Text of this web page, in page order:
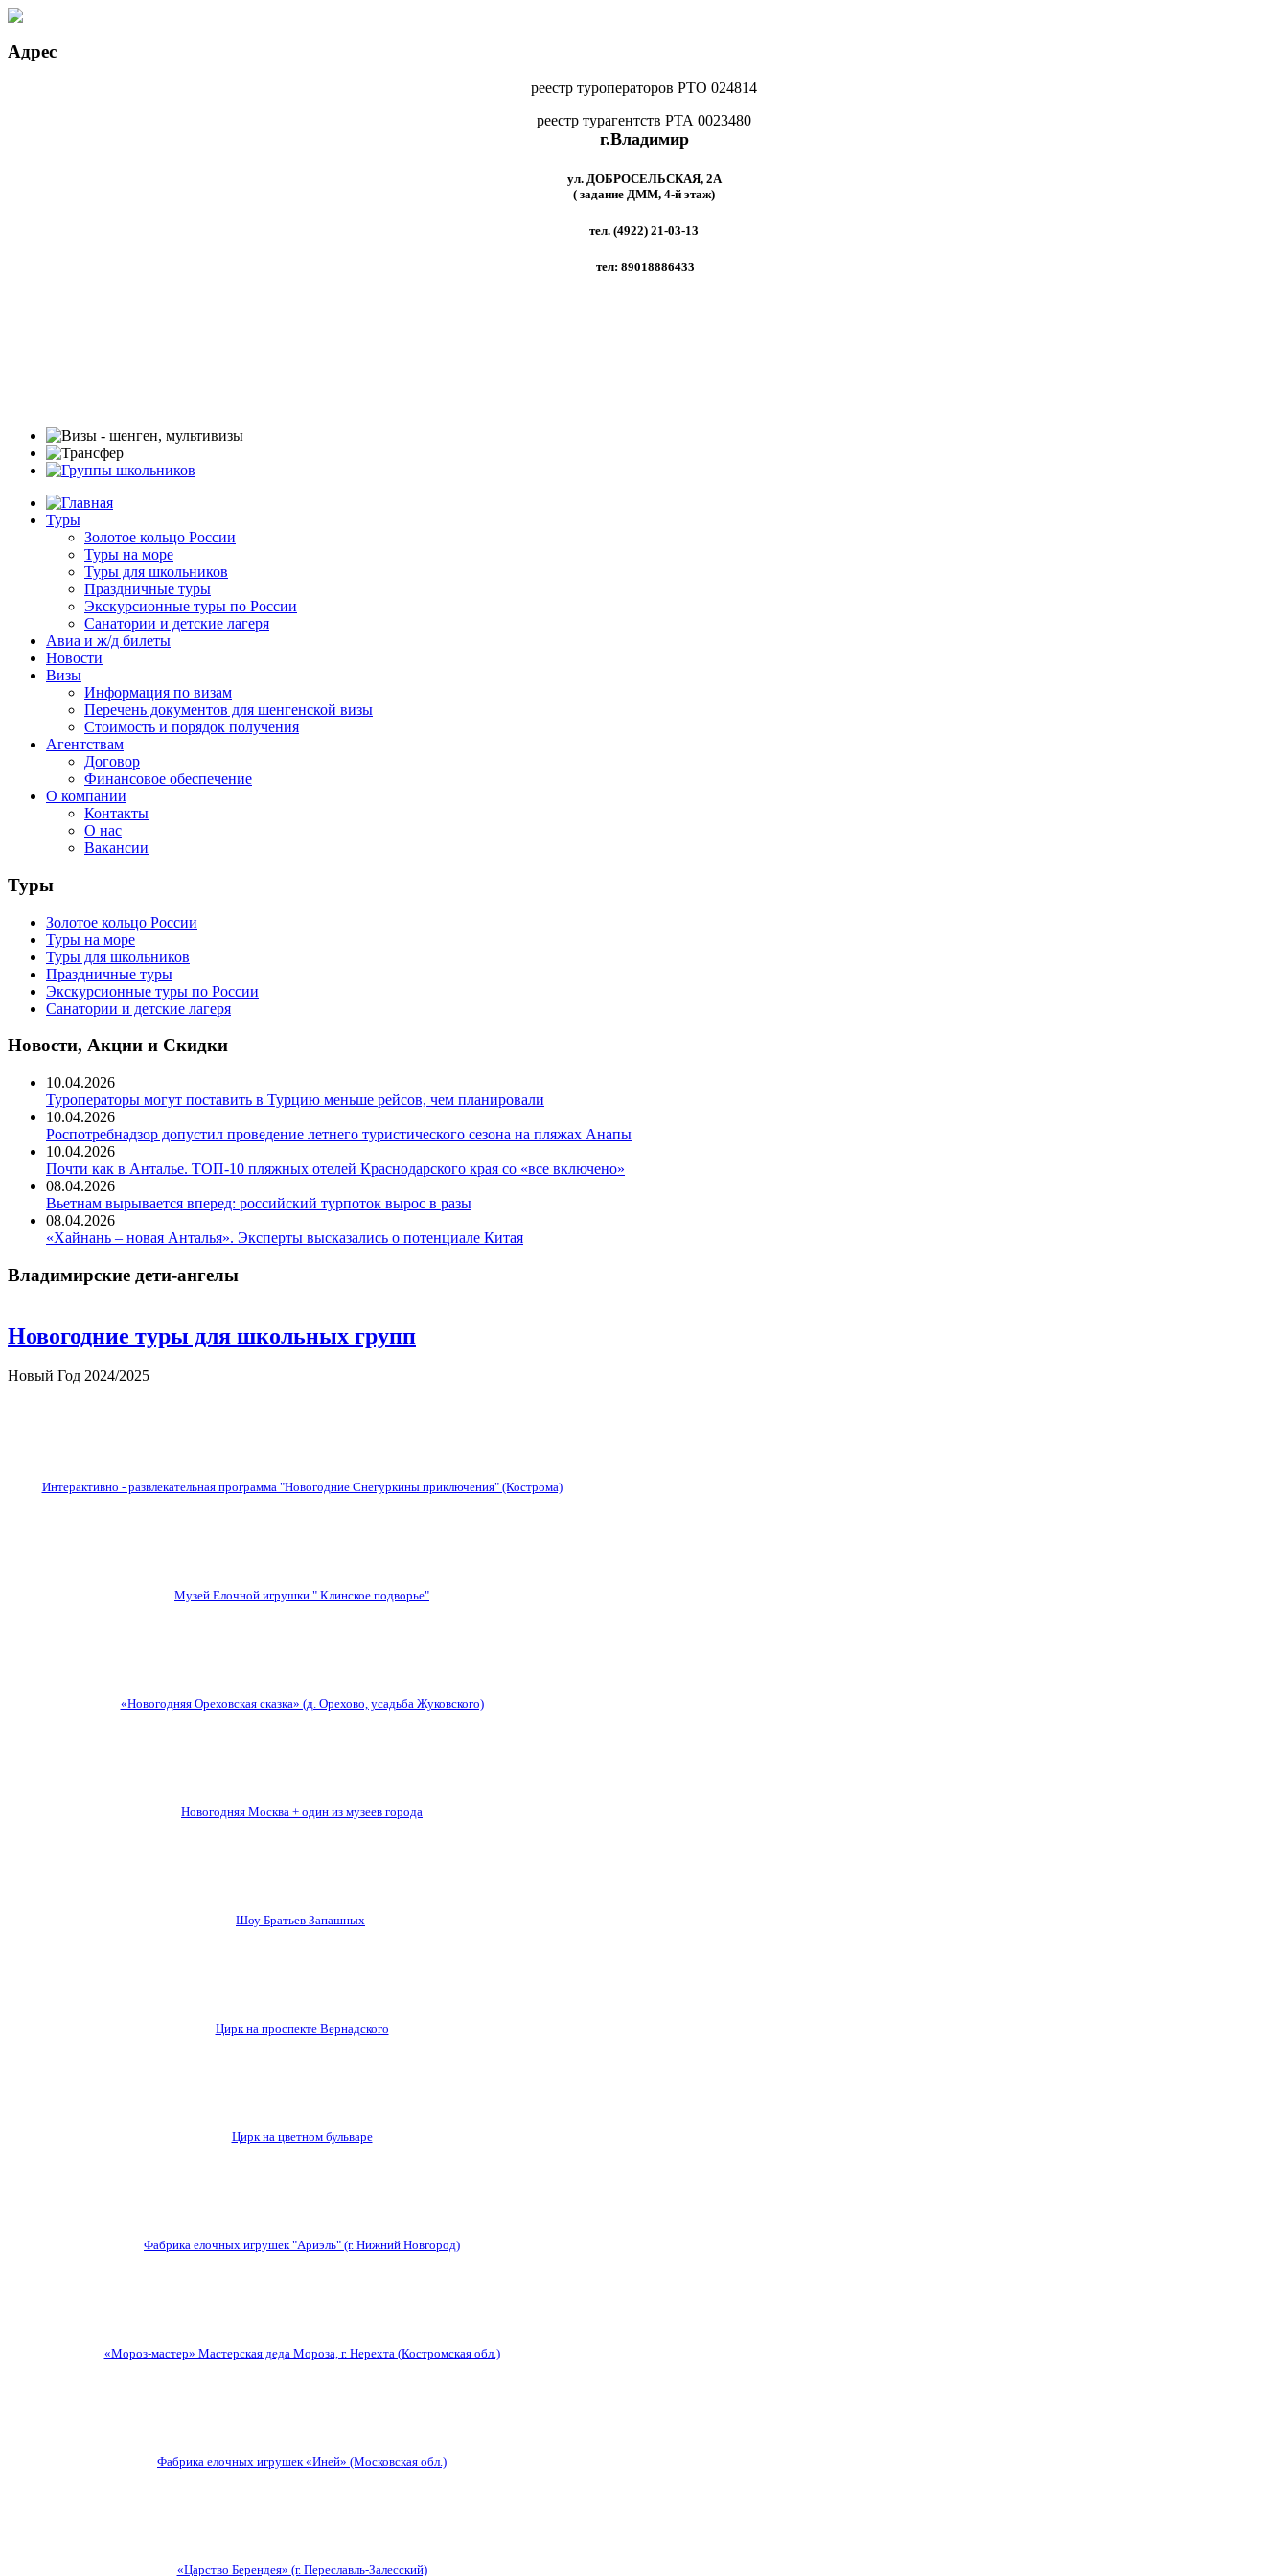
Адрес
реестр туроператоров РТО 024814
реестр турагентств РТА 0023480
г.Владимир
ул. ДОБРОСЕЛЬСКАЯ, 2A
( задание ДММ, 4-й этаж)
тел. (4922) 21-03-13
тел: 89018886433
Туры
Золотое кольцо России
Туры на море
Туры для школьников
Праздничные туры
Экскурсионные туры по России
Санатории и детские лагеря
Авиа и ж/д билеты
Новости
Визы
Информация по визам
Перечень документов для шенгенской визы
Стоимость и порядок получения
Агентствам
Договор
Финансовое обеспечение
О компании
Контакты
О нас
Вакансии
Туры
Золотое кольцо России
Туры на море
Туры для школьников
Праздничные туры
Экскурсионные туры по России
Санатории и детские лагеря
Новости, Акции и Скидки
10.04.2026
Туроператоры могут поставить в Турцию меньше рейсов, чем планировали
10.04.2026
Роспотребнадзор допустил проведение летнего туристического сезона на пляжах Анапы
10.04.2026
Почти как в Анталье. ТОП-10 пляжных отелей Краснодарского края со «все включено»
08.04.2026
Вьетнам вырывается вперед: российский турпоток вырос в разы
08.04.2026
«Хайнань – новая Анталья». Эксперты высказались о потенциале Китая
Владимирские дети-ангелы
Новогодние туры для школьных групп
Новый Год 2024/2025
Интерактивно - развлекательная программа "Новогодние Снегуркины приключения" (Кострома)
Музей Елочной игрушки " Клинское подворье"
«Новогодняя Ореховская сказка» (д. Орехово, усадьба Жуковского)
Новогодняя Москва + один из музеев города
Шоу Братьев Запашных
Цирк на проспекте Вернадского
Цирк на цветном бульваре
Фабрика елочных игрушек "Ариэль" (г. Нижний Новгород)
«Мороз-мастер» Мастерская деда Мороза, г. Нерехта (Костромская обл.)
Фабрика елочных игрушек «Иней» (Московская обл.)
«Царство Берендея» (г. Переславль-Залесский)